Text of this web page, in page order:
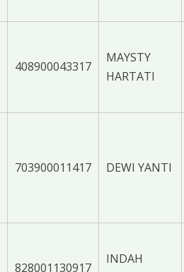
408900043317
MAYSTY
HARTATI
703900011417 DEWI YANTI
828001130917
INDAH